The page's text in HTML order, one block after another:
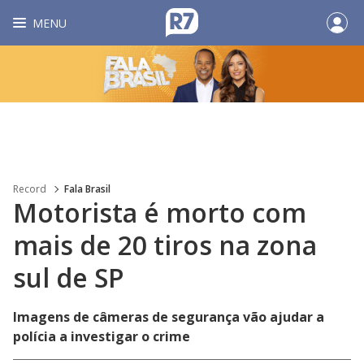
MENU
Record Fala Brasil
Motorista é morto com
mais de 20 tiros na zona
sul de SP
Imagens de câmeras de segurança vão ajudar a
polícia a investigar o crime